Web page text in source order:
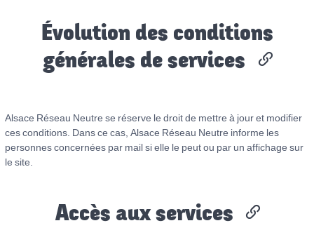
Évolution des conditions
générales de services
Alsace Réseau Neutre se réserve le droit de mettre à jour et modifier
ces conditions. Dans ce cas, Alsace Réseau Neutre informe les
personnes concernées par mail si elle le peut ou par un affichage sur
le site.
Accès aux services